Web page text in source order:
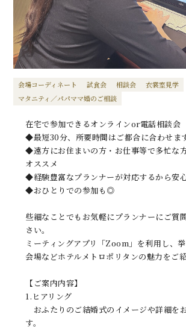
会場コーディネート 試食会 相談会
衣裳室見学
マタニティ／パパママ婚のご相談
在宅で参加できるオンラインor電話相談会
◆最短30分、所要時間はご都合に合わせま
◆遠方にお住まいの方・お仕事等で多忙な
オススメ
◆経験豊富なプランナーが対応するから安
◆おひとりでの参加も◎
些細なことでもお気軽にプランナーにご質
さい。
ミーティングアプリ「Zoom」を利用し、
会場などホテルメトロポリタンの魅力をご紹
【ご案内内容】
1.ヒアリング
おふたりのご結婚式のイメージや詳細を
す。